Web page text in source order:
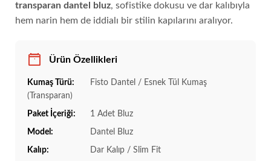
transparan dantel bluz, sofistike dokusu ve dar kalıbıyla
hem narin hem de iddialı bir stilin kapılarını aralıyor.
Ürün Özellikleri
Kumaş Türü:
Fisto Dantel / Esnek Tül Kumaş
(Transparan)
Paket İçeriği: 1 Adet Bluz
Model: Dantel Bluz
Kalıp: Dar Kalıp / Slim Fit